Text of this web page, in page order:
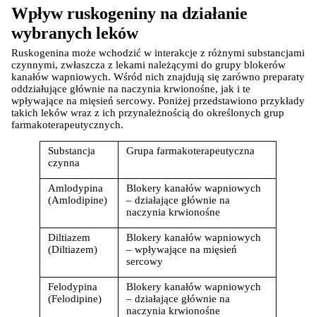
Korzystamy z plików cookies w celu
dostosowania zawartości serwisu do Twoich
preferencji. Więcej informacji znajdziesz w
naszejpolityce prywatności. Możesz określić
warunki przechowywania lub dostępu do
cookies poprzez kliknięcie przycisku
"Ustawienia" lub możesz zaakceptować
ustawienia wszystkich cookies klikając
AKCEPTUJĘ WSZYSTKIE
Ustawienia
AKCEPTUJĘ WSZYSTKIE
Wpływ ruskogeniny na działanie
wybranych leków
Ruskogenina może wchodzić w interakcje z różnymi substancjami
czynnymi, zwłaszcza z lekami należącymi do grupy blokerów
kanałów wapniowych. Wśród nich znajdują się zarówno preparaty
oddziałujące głównie na naczynia krwionośne, jak i te
wpływające na mięsień sercowy. Poniżej przedstawiono przykłady
takich leków wraz z ich przynależnością do określonych grup
farmakoterapeutycznych.
Substancja
czynna
Grupa farmakoterapeutyczna
Amlodypina
(Amlodipine)
Blokery kanałów wapniowych
– działające głównie na
naczynia krwionośne
Diltiazem
(Diltiazem)
Blokery kanałów wapniowych
– wpływające na mięsień
sercowy
Felodypina
(Felodipine)
Blokery kanałów wapniowych
– działające głównie na
naczynia krwionośne